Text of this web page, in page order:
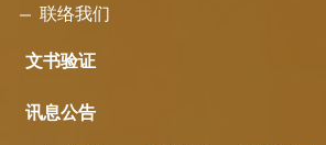
联络我们
文书验证
讯息公告